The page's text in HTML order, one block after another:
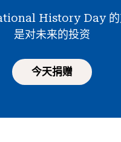
History Day 的
是对未来的投资
今天捐赠